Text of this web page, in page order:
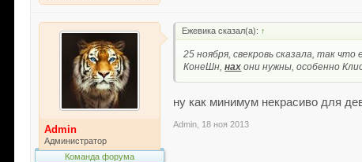
Admin
Администратор
Команда форума
Ежевика сказал(а): ↑
25 ноября, свекровь сказала, так
КонеШн,нах они нужны, особенно
ну как минимум некрасиво для
Admin 18 ноя 2013